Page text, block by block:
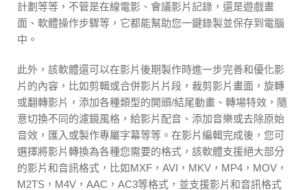
計劃等等，不管是在線電影、會議影片記錄，還是遊戲畫
面、軟體操作步驟等，它都能幫助您一鍵錄製並保存到電腦
中。
此外，該軟體還可以在影片後期製作時進一步完善和優化影
片的內容，比如剪輯或合併影片片段，裁剪影片畫面，旋轉
或翻轉影片，添加各種類型的開頭/結尾動畫、轉場特效，隨
意切換不同的濾鏡風格，給影片配音、添加音樂或去除原始
音效，匯入或製作專屬字幕等等。在影片編輯完成後，您可
選擇將影片轉換為各種您需要的格式，該軟體支援絕大部分
的影片和音訊格式，比如MXF，AVI，MKV，MP4，MOV，
M2TS，M4V，AAC，AC3等格式，並支援影片和音訊格式